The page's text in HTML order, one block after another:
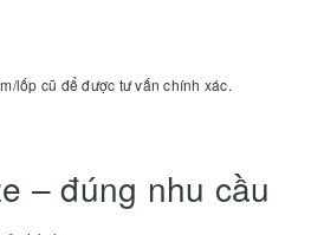
lốp cũ để được tư vấn chính xác.
– đúng nhu cầu